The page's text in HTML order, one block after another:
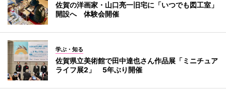
佐賀の洋画家・山口亮一旧宅に「いつでも図工室」
開設へ 体験会開催
学ぶ・知る
佐賀県立美術館で田中達也さん作品展「ミニチュア
ライフ展2」 5年ぶり開催